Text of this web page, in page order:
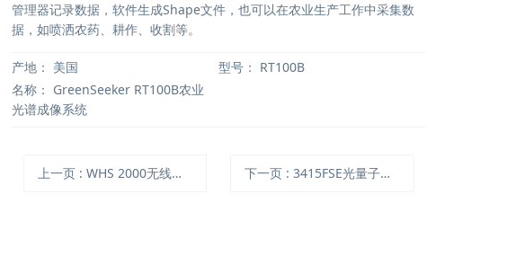
管理器记录数据，软件生成Shape文件，也可以在农业生产工作中采集数
据，如喷洒农药、耕作、收割等。
产地： 美国 型号： RT100B
名称： GreenSeeker RT100B农业
光谱成像系统
上一页 : WHS 2000无线潜水声波接收器 下一页 : 3415FSE光量子计（停产）